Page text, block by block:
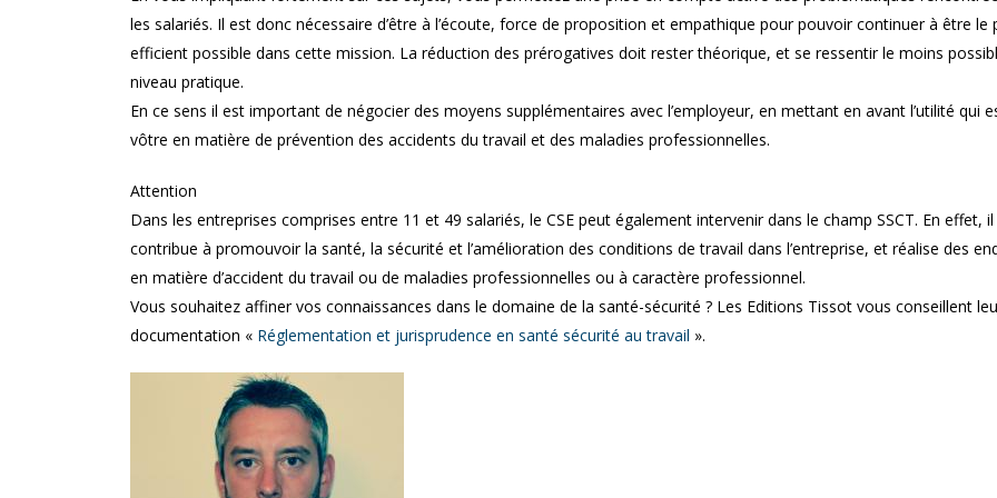
les salariés. Il est donc nécessaire d’être à l’écoute, force de proposition et empathique pour pouvoir continuer à être le
efficient possible dans cette mission. La réduction des prérogatives doit rester théorique, et se ressentir le moins
niveau pratique.
En ce sens il est important de négocier des moyens supplémentaires avec l’employeur, en mettant en avant l’utilité qui
vôtre en matière de prévention des accidents du travail et des maladies professionnelles.
Attention
Dans les entreprises comprises entre 11 et 49 salariés, le CSE peut également intervenir dans le champ SSCT. En effet, il
contribue à promouvoir la santé, la sécurité et l’amélioration des conditions de travail dans l’entreprise, et réalise des
en matière d’accident du travail ou de maladies professionnelles ou à caractère professionnel.
Vous souhaitez affiner vos connaissances dans le domaine de la santé-sécurité ? Les Editions Tissot vous conseillent
documentation « Réglementation et jurisprudence en santé sécurité au travail ».